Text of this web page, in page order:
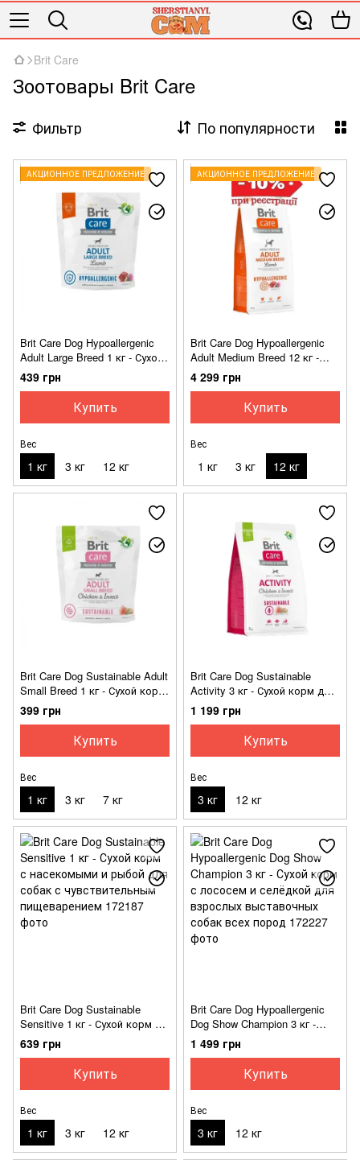
Brit Care
Зоотовары Brit Care
Фильтр По популярности
АКЦИОННОЕ ПРЕДЛОЖЕНИЕ
Brit Care Dog Hypoallergenic
Adult Large Breed 1 кг - Сухой
гипоалергенный корм с
ягненком для взрослых
собак крупных пород
439 грн
Купить
Вес
1 кг 3 кг 12 кг
АКЦИОННОЕ ПРЕДЛОЖЕНИЕ
Brit Care Dog Hypoallergenic
Adult Medium Breed 12 кг -
Сухой монопротеиновый
гипоаллергенный корм с
ягнёнком для собак средних
4 299 грн
Купить
Вес
1 кг 3 кг 12 кг
Brit Care Dog Sustainable Adult
Small Breed 1 кг - Сухой корм
с курицей и насекомыми для
взрослых собак мелких
399 грн
Купить
Вес
1 кг 3 кг 7 кг
Brit Care Dog Sustainable
Activity 3 кг - Сухой корм для
собак с повышенной
активностью с курицей и
насекомыми
1 199 грн
Купить
Вес
3 кг 12 кг
Brit Care Dog Sustainable
Sensitive 1 кг - Сухой корм с
насекомыми и рыбой для
собак с чувствительным
пищеварением
639 грн
Купить
Вес
1 кг 3 кг 12 кг
Brit Care Dog Hypoallergenic
Dog Show Champion 3 кг -
Сухой корм с лососем и
селёдкой для взрослых
выставочных собак всех
1 499 грн
Купить
Вес
3 кг 12 кг